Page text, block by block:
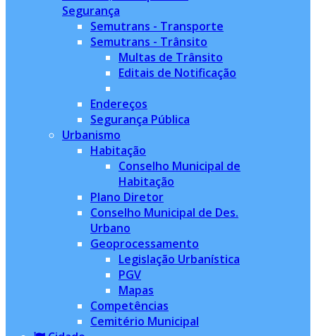
Segurança
Semutrans - Transporte
Semutrans - Trânsito
Multas de Trânsito
Editais de Notificação
Endereços
Segurança Pública
Urbanismo
Habitação
Conselho Municipal de
Habitação
Plano Diretor
Conselho Municipal de Des.
Urbano
Geoprocessamento
Legislação Urbanística
PGV
Mapas
Competências
Cemitério Municipal